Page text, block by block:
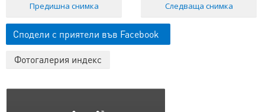
Предишна снимка Следваща снимка
Сподели с приятели във Facebook
Фотогалерия индекс